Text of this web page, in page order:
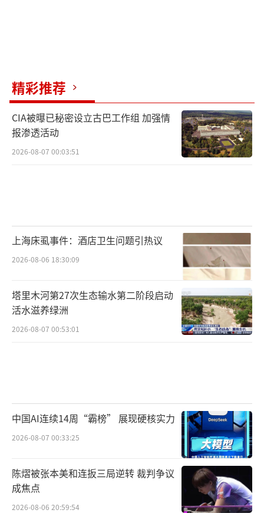
精彩推荐
CIA被曝已秘密设立古巴工作组 加强情
报渗透活动
2026-08-07 00:03:51
上海床虱事件：酒店卫生问题引热议
2026-08-06 18:30:09
塔里木河第27次生态输水第二阶段启动
活水滋养绿洲
2026-08-07 00:53:01
中国AI连续14周“霸榜” 展现硬核实力
2026-08-07 00:33:25
陈熠被张本美和连扳三局逆转 裁判争议
成焦点
2026-08-06 20:59:54